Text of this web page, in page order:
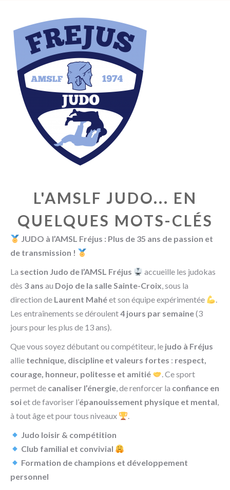
L'AMSLF JUDO... EN
QUELQUES MOTS-CLÉS
JUDO à l’AMSL Fréjus : Plus de 35 ans de passion et
de transmission !
La section Judo de l’AMSL Fréjus
accueille les judokas
dès 3 ans au Dojo de la salle Sainte-Croix, sous la
direction de Laurent Mahéet son équipe expérimentée
.
Les entraînements se déroulent4 jours par semaine(3
jours pour les plus de 13 ans).
Que vous soyez débutant ou compétiteur, le judo à Fréjus
allie technique, discipline et valeurs fortes : respect,
courage, honneur, politesse et amitié
. Ce sport
permet de canaliser l’énergie, de renforcer la confiance en
soiet de favoriser l’épanouissement physique et mental,
à tout âge et pour tous niveaux
.
Judo loisir & compétition
Club familial et convivial
Formation de champions et développement
personnel